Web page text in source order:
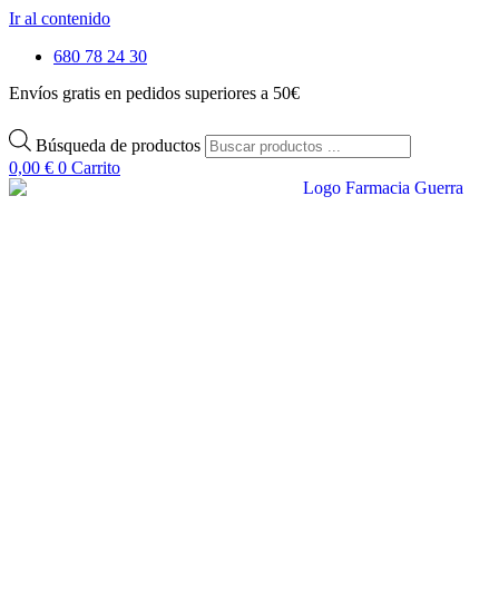
Ir al contenido
680 78 24 30
Envíos gratis en pedidos superiores a 50€
Búsqueda de productos
0,00 € 0 Carrito